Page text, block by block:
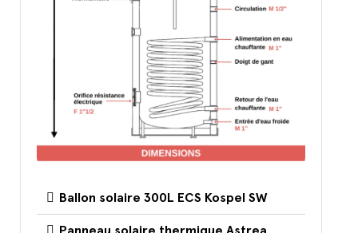
Ballon solaire 300L ECS Kospel SW
Panneau solaire thermique Astrea